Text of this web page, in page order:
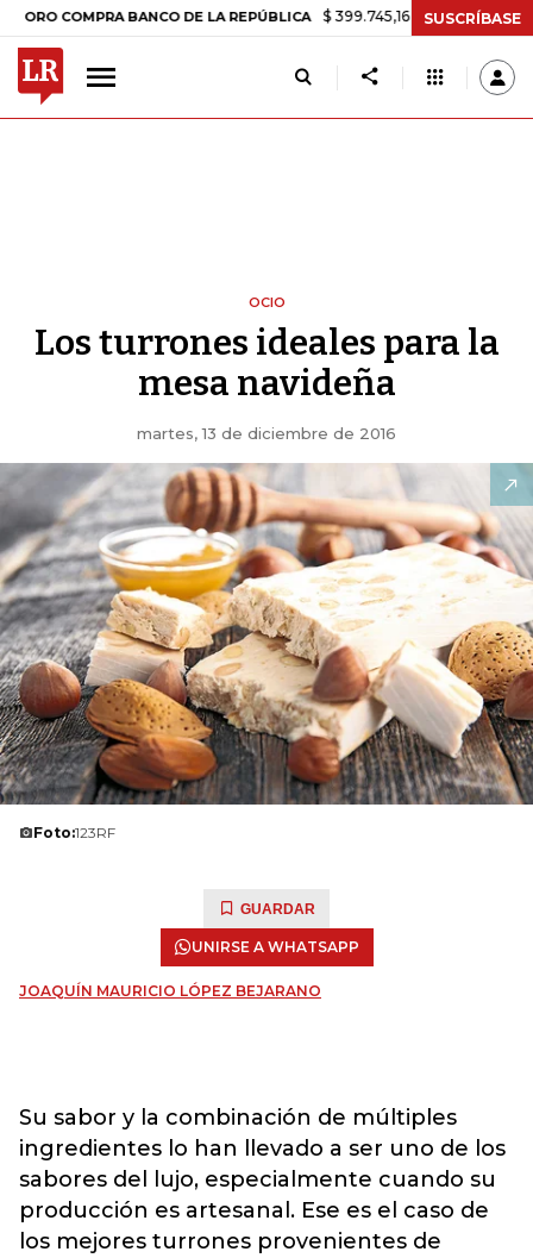
BANCO DE LA REPÚBLICA $ 399.745,16 +$ 2.295,71 +0,58%
SUSCRÍBASE
OCIO
Los turrones ideales para la
mesa navideña
martes, 13 de diciembre de 2016
Foto:123RF
GUARDAR
UNIRSE A WHATSAPP
JOAQUÍN MAURICIO LÓPEZ BEJARANO
Su sabor y la combinación de múltiples
ingredientes lo han llevado a ser uno de los
sabores del lujo, especialmente cuando su
producción es artesanal. Ese es el caso de
los mejores turrones provenientes de